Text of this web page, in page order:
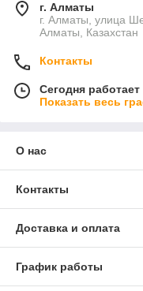
г. Алматы
г. Алматы, улица
Алматы, Казахстан
Контакты
Сегодня
Показать весь
О нас
Контакты
Доставка и оплата
График работы